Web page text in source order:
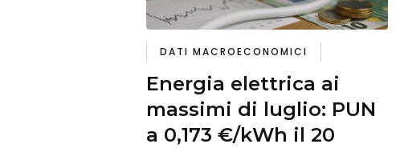
DATI MACROECONOMICI
Energia elettrica ai
massimi di luglio: PUN
a 0,173 €/kWh il 20